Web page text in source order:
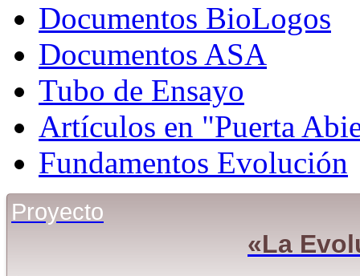
Documentos BioLogos
Documentos ASA
Tubo de Ensayo
Artículos en "Puerta
Fundamentos Evolución
Proyecto
«La